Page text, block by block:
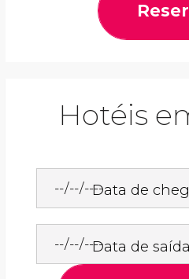
Hotéis
Data de
Data de saída